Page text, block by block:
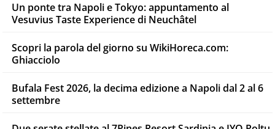
Un ponte tra Napoli e Tokyo: appuntamento al
Vesuvius Taste Experience di Neuchâtel
Scopri la parola del giorno su WikiHoreca.com:
Ghiacciolo
Bufala Fest 2026, la decima edizione a Napoli dal 2 al 6
settembre